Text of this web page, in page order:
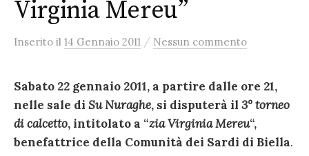
Virginia Mereu”
Inserito il 14 Gennaio 2011 / Nessun commento
Sabato 22 gennaio 2011, a partire dalle ore 21,
nelle sale di Su Nuraghe, si disputerà il 3° torneo
di calcetto, intitolato a “zia Virginia Mereu“,
benefattrice della Comunità dei Sardi di Biella.